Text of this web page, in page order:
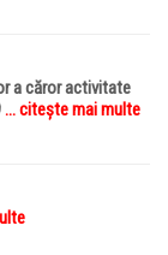
a căror activitate
... citește mai multe